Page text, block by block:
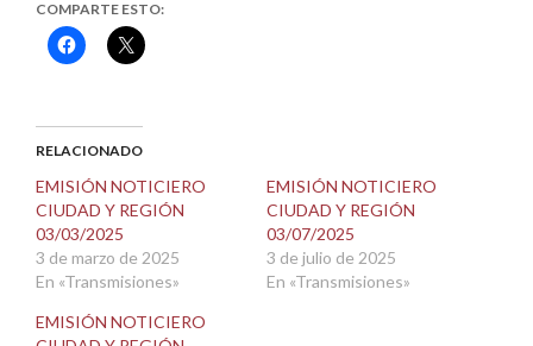
COMPARTE ESTO:
Haz
clic
(Se
abre
una
ventana
nueva)
Haz
clic
(Se
abre
una
ventana
nueva)
RELACIONADO
EMISIÓN NOTICIERO
CIUDAD Y REGIÓN
03/03/2025
3 de marzo de 2025
En «Transmisiones»
EMISIÓN NOTICIERO
CIUDAD Y REGIÓN
03/07/2025
3 de julio de 2025
En «Transmisiones»
EMISIÓN NOTICIERO